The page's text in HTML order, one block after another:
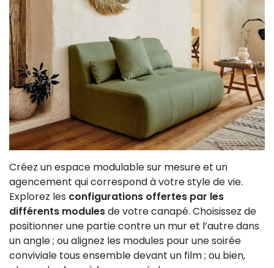
Créez un espace modulable sur mesure et un
agencement qui correspond à votre style de vie.
Explorez les configurations offertes par les
différents modulesde votre canapé. Choisissez de
positionner une partie contre un mur et l’autre dans
un angle ; ou alignez les modules pour une soirée
conviviale tous ensemble devant un film ; ou bien,